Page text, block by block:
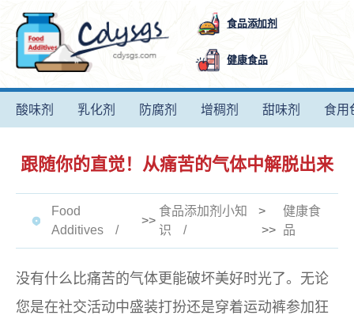
食品添加剂
健康食品
酸味剂 乳化剂 防腐剂 增稠剂 甜味剂 食用
跟随你的直觉！从痛苦的气体中解脱出来
Food
Additives
>>
食品添加剂小知
识
>
>>
健康食
品
没有什么比痛苦的气体更能破坏美好时光了。无论
您是在社交活动中盛装打扮还是穿着运动裤参加狂